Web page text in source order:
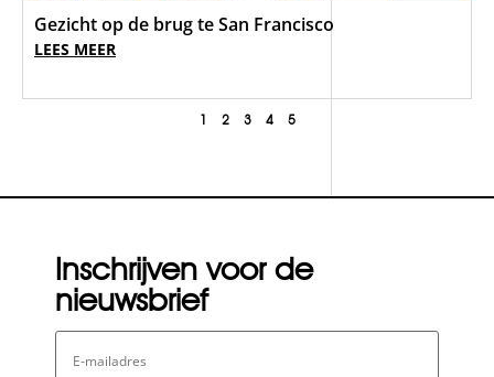
Gezicht op de brug te San Francisco
LEES MEER
1 2 3 4 5
Inschrijven voor de
nieuwsbrief
E-
mailadres